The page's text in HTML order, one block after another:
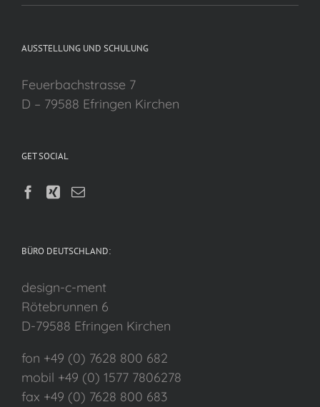
AUSSTELLUNG UND SCHULUNG
Feuerbachstrasse 7
D – 79588 Efringen Kirchen
GET SOCIAL
BÜRO DEUTSCHLAND:
design-c-ment
Rötebrunnen 6
D-79588 Efringen Kirchen
fon +49 (0) 7628 800 682
mobil +49 (0) 1577 7806278
fax +49 (0) 7628 800 683